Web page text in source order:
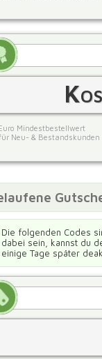
Mindestbestellwert
Neu- & Bestandskunden
Die folgenden Codes
dabei sein, kannst du
einige Tage später